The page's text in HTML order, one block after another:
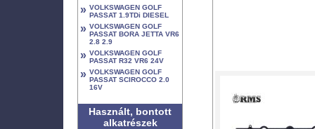
» VOLKSWAGEN GOLF
PASSAT 1.9TDi DIESEL
» VOLKSWAGEN GOLF
PASSAT BORA JETTA VR6
2.8 2.9
» VOLKSWAGEN GOLF
PASSAT R32 VR6 24V
» VOLKSWAGEN GOLF
PASSAT SCIROCCO 2.0
16V
Használt, bontott
alkatrészek